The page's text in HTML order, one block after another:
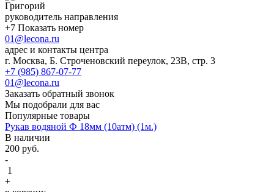
Григорий
руководитель направления
+7 Показать номер
01@lecona.ru
адрес и контакты центра
г. Москва, Б. Строченовский переулок, 23В, стр. 3
+7 (985) 867-07-77
01@lecona.ru
Заказать обратный звонок
Мы подобрали для вас
Популярные товары
Рукав водяной Ф 18мм (10атм) (1м.)
В наличии
200 руб.
-
1
+